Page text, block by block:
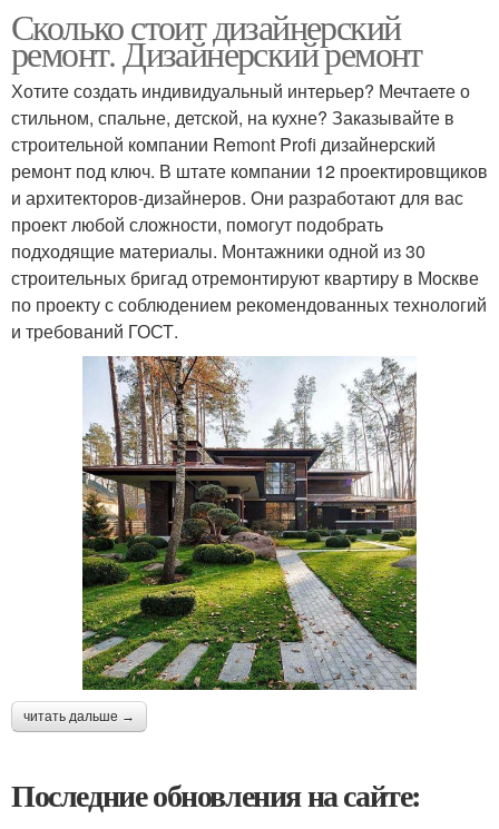
Сколько стоит дизайнерский
ремонт. Дизайнерский ремонт
Хотите создать индивидуальный интерьер? Мечтаете о
стильном, спальне, детской, на кухне? Заказывайте в
строительной компании Remont Profi дизайнерский
ремонт под ключ. В штате компании 12 проектировщиков
и архитекторов-дизайнеров. Они разработают для вас
проект любой сложности, помогут подобрать
подходящие материалы. Монтажники одной из 30
строительных бригад отремонтируют квартиру в Москве
по проекту с соблюдением рекомендованных технологий
и требований ГОСТ.
читать дальше →
Последние обновления на сайте: